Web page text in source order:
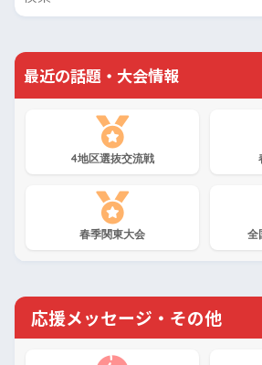
最近の話題・大会情報
4地区選抜交流戦
春季関東大会 全
応援メッセージ・その他